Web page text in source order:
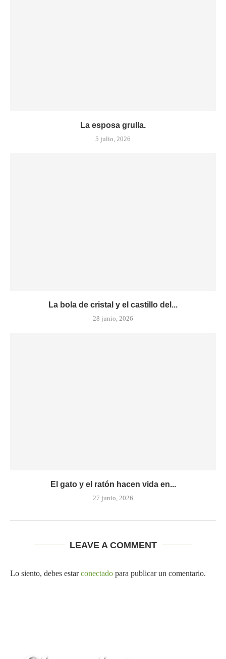
La esposa grulla.
5 julio, 2026
La bola de cristal y el castillo del...
28 junio, 2026
El gato y el ratón hacen vida en...
27 junio, 2026
LEAVE A COMMENT
Lo siento, debes estarconectado para publicar un comentario.